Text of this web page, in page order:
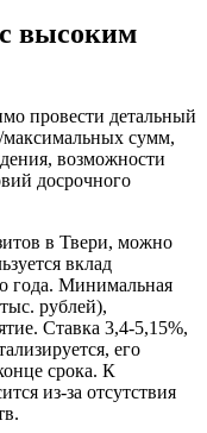
высоким
провести детальный
максимальных сумм,
возможности
досрочного
в Твери, можно
вклад
года. Минимальная
рублей),
Ставка 3,4-5,15%,
его
срока. К
из-за отсутствия